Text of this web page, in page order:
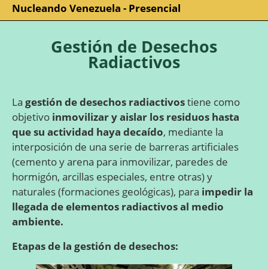
Nucleando Venezuela - Presencial
Gestión de Desechos
Radiactivos
La gestión de desechos radiactivostiene como
objetivo inmovilizar y aislar los residuos hasta
que su actividad haya decaído, mediante la
interposición de una serie de barreras artificiales
(cemento y arena para inmovilizar, paredes de
hormigón, arcillas especiales, entre otras) y
naturales (formaciones geológicas), para impedir la
llegada de elementos radiactivos al medio
ambiente.
Etapas de la gestión de desechos: